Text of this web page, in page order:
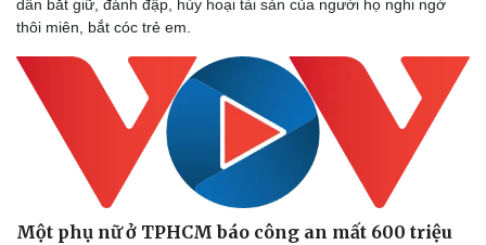
Doanh nghiệp
Thông tin doanh nghiệp
Doanh nghiệp 24h
Doanh nhân
Vì cộng đồng
Công nghệ
Sành điệu
Tin Công nghệ
Trải nghiệm
Chuyển đổi số
dân bắt giữ, đánh đập, hủy hoại tài sản của người họ nghi ngờ
thôi miên, bắt cóc trẻ em.
Một phụ nữ ở TPHCM báo công an mất 600 triệu